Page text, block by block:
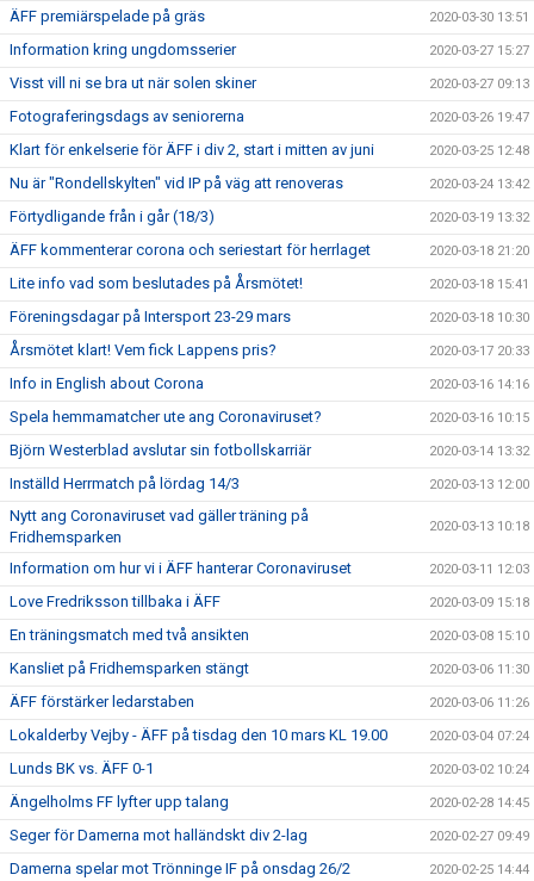
ÄFF premiärspelade på gräs 2020-03-30 13:51
Information kring ungdomsserier 2020-03-27 15:27
Visst vill ni se bra ut när solen skiner 2020-03-27 09:13
Fotograferingsdags av seniorerna 2020-03-26 19:47
Klart för enkelserie för ÄFF i div 2, start i mitten av juni 2020-03-25 12:48
Nu är "Rondellskylten" vid IP på väg att renoveras 2020-03-24 13:42
Förtydligande från i går (18/3) 2020-03-19 13:32
ÄFF kommenterar corona och seriestart för herrlaget 2020-03-18 21:20
Lite info vad som beslutades på Årsmötet! 2020-03-18 15:41
Föreningsdagar på Intersport 23-29 mars 2020-03-18 10:30
Årsmötet klart! Vem fick Lappens pris? 2020-03-17 20:33
Info in English about Corona 2020-03-16 14:16
Spela hemmamatcher ute ang Coronaviruset? 2020-03-16 10:15
Björn Westerblad avslutar sin fotbollskarriär 2020-03-14 13:32
Inställd Herrmatch på lördag 14/3 2020-03-13 12:00
Nytt ang Coronaviruset vad gäller träning på
Fridhemsparken
2020-03-13 10:18
Information om hur vi i ÄFF hanterar Coronaviruset 2020-03-11 12:03
Love Fredriksson tillbaka i ÄFF 2020-03-09 15:18
En träningsmatch med två ansikten 2020-03-08 15:10
Kansliet på Fridhemsparken stängt 2020-03-06 11:30
ÄFF förstärker ledarstaben 2020-03-06 11:26
Lokalderby Vejby - ÄFF på tisdag den 10 mars KL 19.00 2020-03-04 07:24
Lunds BK vs. ÄFF 0-1 2020-03-02 10:24
Ängelholms FF lyfter upp talang 2020-02-28 14:45
Seger för Damerna mot halländskt div 2-lag 2020-02-27 09:49
Damerna spelar mot Trönninge IF på onsdag 26/2 2020-02-25 14:44